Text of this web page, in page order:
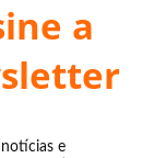
a
notícias e